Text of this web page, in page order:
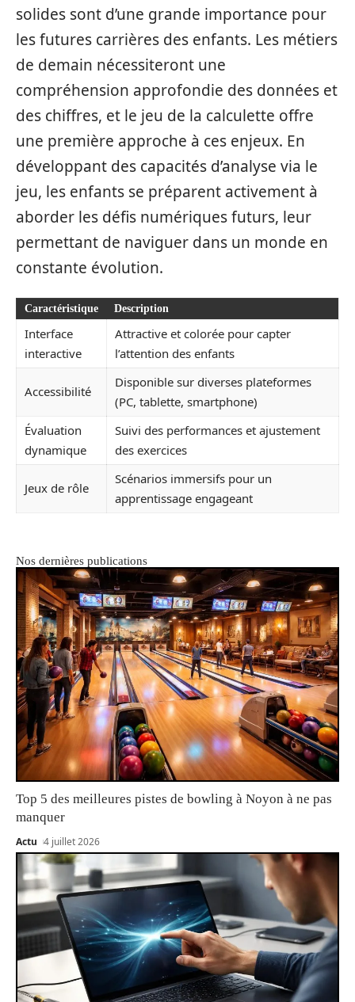
solides sont d’une grande importance pour
les futures carrières des enfants. Les métiers
de demain nécessiteront une
compréhension approfondie des données et
des chiffres, et le jeu de la calculette offre
une première approche à ces enjeux. En
développant des capacités d’analyse via le
jeu, les enfants se préparent activement à
aborder les défis numériques futurs, leur
permettant de naviguer dans un monde en
constante évolution.
Caractéristique Description
Interface
interactive
Attractive et colorée pour capter
l’attention des enfants
Accessibilité
Disponible sur diverses plateformes
(PC, tablette, smartphone)
Évaluation
dynamique
Suivi des performances et ajustement
des exercices
Jeux de rôle
Scénarios immersifs pour un
apprentissage engageant
Nos dernières publications
Top 5 des meilleures pistes de bowling à Noyon à ne pas
manquer
Actu 4 juillet 2026